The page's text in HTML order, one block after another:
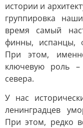
истории и
группировка
время самый
финны, испанцы,
При этом,
ключевую роль –
севера.
У нас
ленинградцев
При этом, редко